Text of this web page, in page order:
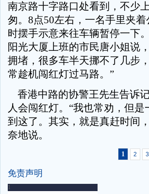
南京路十字路口处看到，不少
匆。8点50左右，一名手里夹
时摆手示意来往车辆暂停一下
阳光大厦上班的市民唐小姐说
拥堵，很多车半天挪不了几步
常趁机闯红灯过马路。”
香港中路的协警王先生告诉
人会闯红灯。“我也常劝，但
到这了。其实，就是真赶时间
奈地说。
1 2 3
免责声明